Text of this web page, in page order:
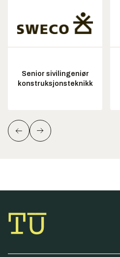
Senior sivilingeniør
konstruksjonsteknikk